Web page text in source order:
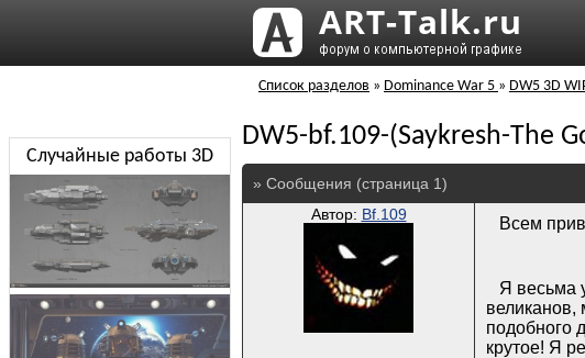
Список разделов » Dominance War 5 » DW5 3D
DW5-bf.109-(Saykresh-The
» Сообщения (страница 1)
Автор: Bf.109 Всем
Я весьма
великанов,
подобного
крутое! Я
Случайные работы 3D